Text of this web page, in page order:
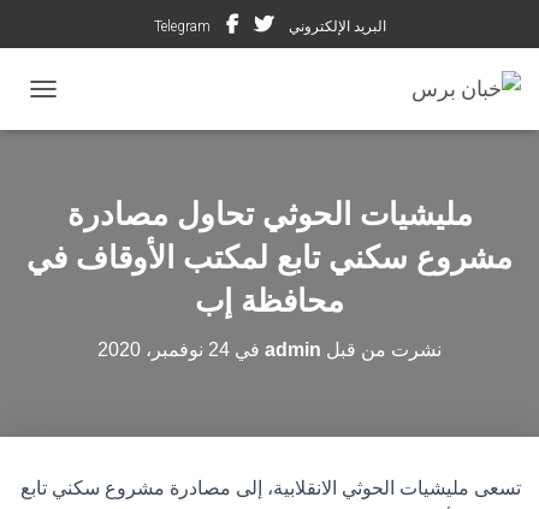
البريد الإلكتروني Telegram
مليشيات الحوثي تحاول مصادرة
مشروع سكني تابع لمكتب الأوقاف في
محافظة إب
نشرت من قبل admin في 24 نوفمبر، 2020
تسعى مليشيات الحوثي الانقلابية، إلى مصادرة مشروع سكني تابع